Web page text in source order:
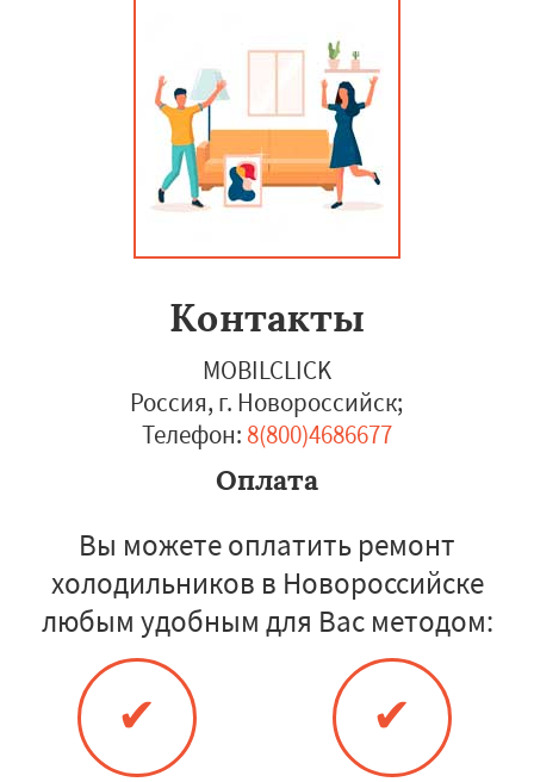
Контакты
MOBILCLICK
Россия, г. Новороссийск;
Телефон: 8(800)4686677
Оплата
Вы можете оплатить ремонт
холодильников в Новороссийске
любым удобным для Вас методом:
✔ ✔